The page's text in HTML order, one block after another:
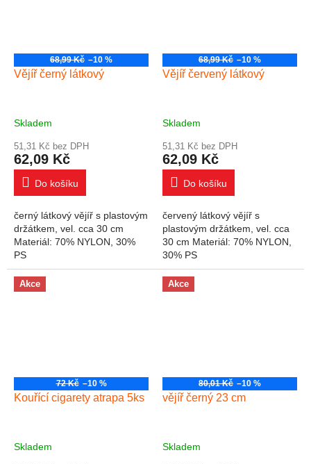
68,99 Kč –10 %
Vějíř černý látkový
Skladem
51,31 Kč bez DPH
62,09 Kč
Do košíku
černý látkový vějíř s plastovým
držátkem, vel. cca 30 cm
Materiál: 70% NYLON, 30%
PS
68,99 Kč –10 %
Vějíř červený látkový
Skladem
51,31 Kč bez DPH
62,09 Kč
Do košíku
červený látkový vějíř s
plastovým držátkem, vel. cca
30 cm Materiál: 70% NYLON,
30% PS
Akce
72 Kč –10 %
Kouřící cigarety atrapa 5ks
Skladem
Akce
80,01 Kč –10 %
vějíř černý 23 cm
Skladem